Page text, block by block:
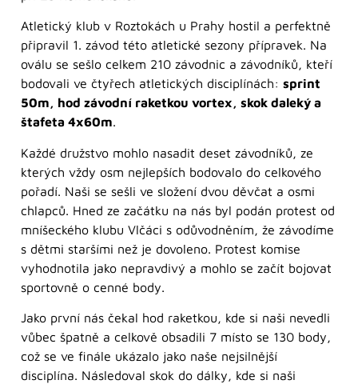
Atletický klub v Roztokách u Prahy hostil a perfektně
připravil 1. závod této atletické sezony přípravek. Na
oválu se sešlo celkem 210 závodnic a závodníků, kteří
bodovali ve čtyřech atletických disciplínách: sprint
50m, hod závodní raketkou vortex, skok daleký a
štafeta 4x60m.
Každé družstvo mohlo nasadit deset závodníků, ze
kterých vždy osm nejlepších bodovalo do celkového
pořadí. Naši se sešli ve složení dvou děvčat a osmi
chlapců. Hned ze začátku na nás byl podán protest od
mníšeckého klubu Vlčáci s odůvodněním, že závodíme
s dětmi staršími než je dovoleno. Protest komise
vyhodnotila jako nepravdivý a mohlo se začít bojovat
sportovně o cenné body.
Jako první nás čekal hod raketkou, kde si naši nevedli
vůbec špatně a celkově obsadili 7 místo se 130 body,
což se ve finále ukázalo jako naše nejsilnější
disciplína. Následoval skok do dálky, kde si naši